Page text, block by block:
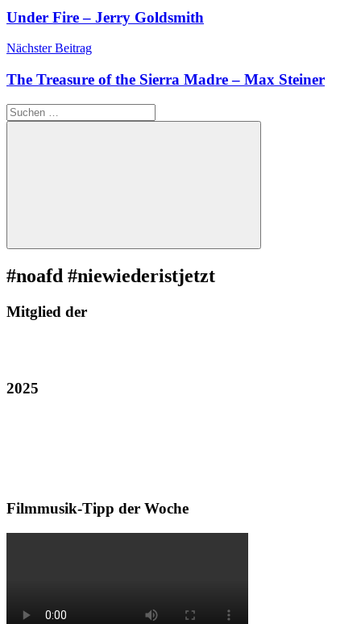
Under Fire – Jerry Goldsmith
Nächster Beitrag
The Treasure of the Sierra Madre – Max Steiner
Suchen
nach:
Suchen
#noafd #niewiederistjetzt
Mitglied der
2025
Filmmusik-Tipp der Woche